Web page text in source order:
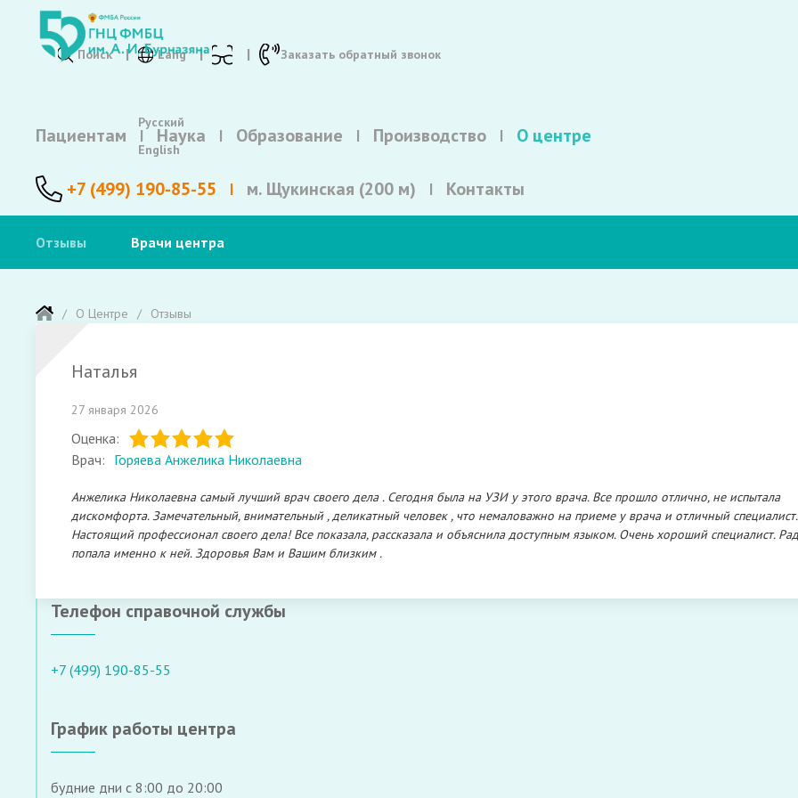
Поиск Lang
Русский
English
Заказать обратный звонок
Пациентам Наука Образование Производство О центре
+7 (499) 190-85-55 м. Щукинская (200 м) Контакты
Отзывы Врачи центра
О Центре Отзывы
Наталья
27 января 2026
Оценка:
Врач: Горяева Анжелика Николаевна
Анжелика Николаевна самый лучший врач своего дела . Сегодня была на УЗИ у этого врача. Все прошло отлично, не испытала
дискомфорта. Замечательный, внимательный , деликатный человек , что немаловажно на приеме у врача и отличный специалист.
Настоящий профессионал своего дела! Все показала, рассказала и объяснила доступным языком. Очень хороший специалист.
попала именно к ней. Здоровья Вам и Вашим близким .
Телефон справочной службы
+7 (499) 190-85-55
График работы центра
будние дни с 8:00 до 20:00